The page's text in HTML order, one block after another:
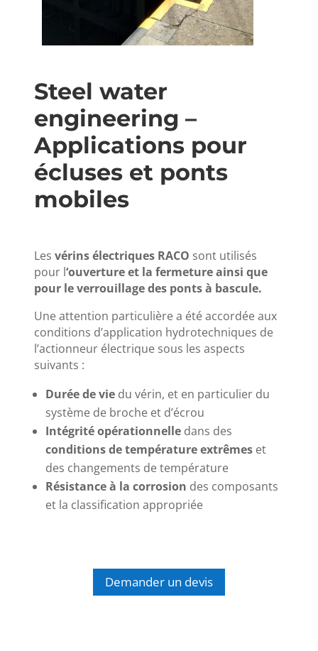
Steel water
engineering –
Applications pour
écluses et ponts
mobiles
Les vérins électriques RACO sont utilisés
pour l‘ouverture et la fermeture ainsi que
pour le verrouillage des ponts à bascule.
Une attention particulière a été accordée aux
conditions d’application hydrotechniques de
l’actionneur électrique sous les aspects
suivants :
Durée de vie du vérin, et en particulier du
système de broche et d’écrou
Intégrité opérationnelle dans des
conditions de température extrêmes et
des changements de température
Résistance à la corrosion des composants
et la classification appropriée
Demander un devis